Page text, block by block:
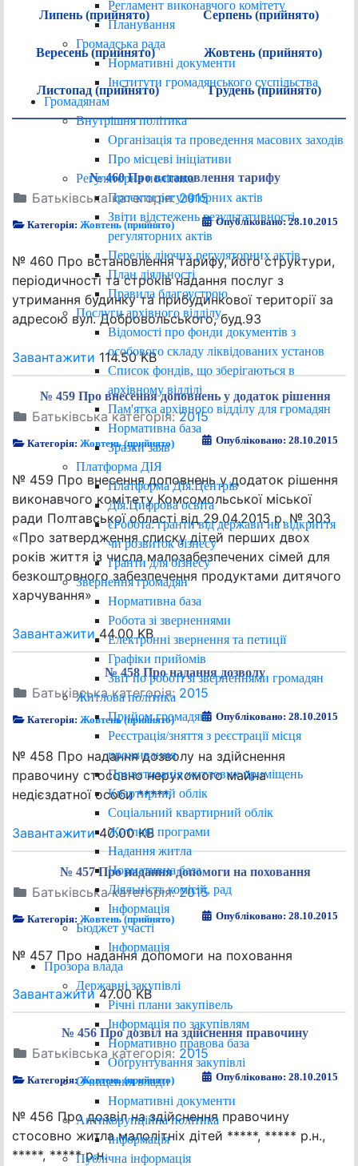
Регламент виконавчого комітету
Планування
Громадська рада
Нормативні документи
Інститути громадянського суспільства
Громадянам
Внутрішня політика
Організація та проведення масових заходів
Про місцеві ініціативи
Регуляторна політика
Проєкти регуляторних актів
Звіти відстежень результативності
регуляторних актів
Перелік діючих регуляторних актів
План діяльності
Правила благоустрою
Послуги архівного відділу
Відомості про фонди документів з
особового складу ліквідованих установ
Список фондів, що зберігаються в
архівному відділі
Пам'ятка архівного відділу для громадян
Нормативна база
Зразки заяв
Платформа ДІЯ
Платформа ДІя.Центрів
Дія.Цифрова освіта
єРобота: гранти від держави на відкриття
чи розвиток бізнесу
Гранти для бізнесу
Звернення громадян
Нормативна база
Робота зі зверненнями
Електронні звернення та петиції
Графіки прийомів
Звіт по роботі зі зверненнями громадян
Житлова політика
Прийом громадян
Реєстрація/зняття з реєстрації місця
проживання
Приватизація житлових приміщень
Квартирний облік
Соціальний квартирний облік
Житлові програми
Надання житла
Нормативна база
Діяльність комісій, рад
Інформація
Бюджет участі
Інформація
Прозора влада
Державні закупівлі
Річні плани закупівель
Інформація по закупівлям
Нормативно правова база
Обґрунтування закупівлі
Очищення влади
Нормативні документи
Антикорупційна політика
Інформація
Публічна інформація
№ 460 Про встановлення тарифу
Батьківська категорія:2015
Категорія:Жовтень (прийнято) Опубліковано: 28.10.2015
№ 460 Про встановлення тарифу, його структури,
періодичності та строків надання послуг з
утримання будинку та прибудинкової території за
адресою вул. Добровольського, буд.93
Завантажити 114.50 KB
№ 459 Про внесення доповнень у додаток рішення
Батьківська категорія:2015
Категорія:Жовтень (прийнято) Опубліковано: 28.10.2015
№ 459 Про внесення доповнень у додаток рішення
виконавчого комітету Комсомольської міської
ради Полтавської області від 29.04.2015 р. № 303
«Про затвердження списку дітей перших двох
років життя із числа малозабезпечених сімей для
безкоштовного забезпечення продуктами дитячого
харчування»
Завантажити 44.00 KB
№ 458 Про надання дозволу
Батьківська категорія: 2015
Категорія:Жовтень (прийнято) Опубліковано: 28.10.2015
№ 458 Про надання дозволу на здійснення
правочину стосовно нерухомого майна
недієздатної особи *****.
Завантажити40.00 KB
№ 457 Про надання допомоги на поховання
Батьківська категорія:2015
Категорія:Жовтень (прийнято) Опубліковано: 28.10.2015
№ 457 Про надання допомоги на поховання
Завантажити47.00 KB
№ 456 Про дозвіл на здійснення правочину
Батьківська категорія: 2015
Категорія:Жовтень (прийнято) Опубліковано: 28.10.2015
№ 456 Про дозвіл на здійснення правочину
стосовно житла малолітніх дітей *****, ***** р.н.,
*****, ***** р.н.
Липень (прийнято) Серпень (прийнято)
Вересень (прийнято) Жовтень (прийнято)
Листопад (прийнято) Грудень (прийнято)